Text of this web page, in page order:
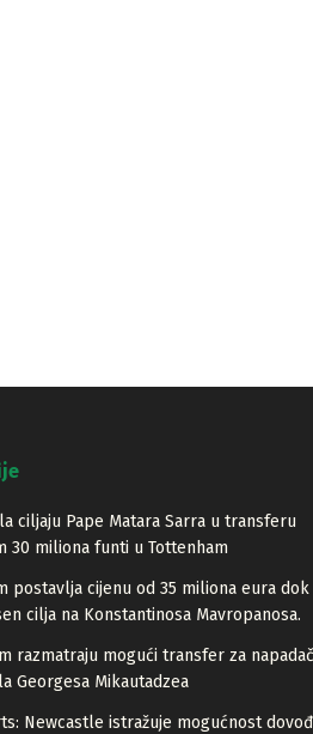
ciljaju Pape Matara Sarra u transferu
30 miliona funti u Tottenham
postavlja cijenu od 35 miliona eura
cilja na Konstantinosa Mavropanosa.
razmatraju mogući transfer za
Georgesa Mikautadzea
Newcastle istražuje mogućnost